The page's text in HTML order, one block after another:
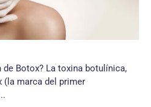
Botox? La toxina botulínica,
marca del primer